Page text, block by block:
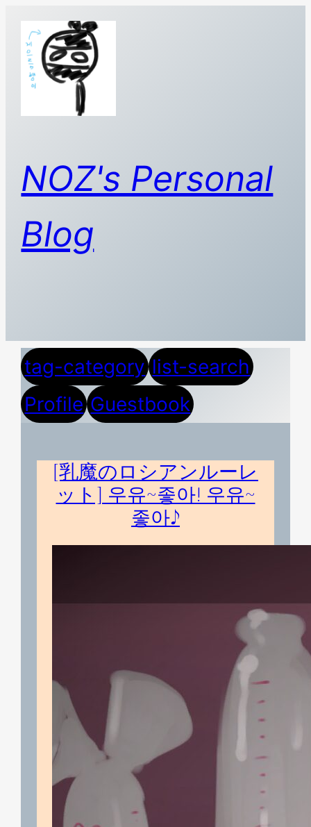
NOZ's Personal
Blog
tag-category list-search
Profile Guestbook
[乳魔のロシアンルーレ
ット] 우유~좋아! 우유~
좋아♪